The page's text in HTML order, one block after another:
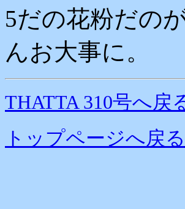
5だの花粉だの
んお大事に。
THATTA 310号へ戻
トップページへ戻る